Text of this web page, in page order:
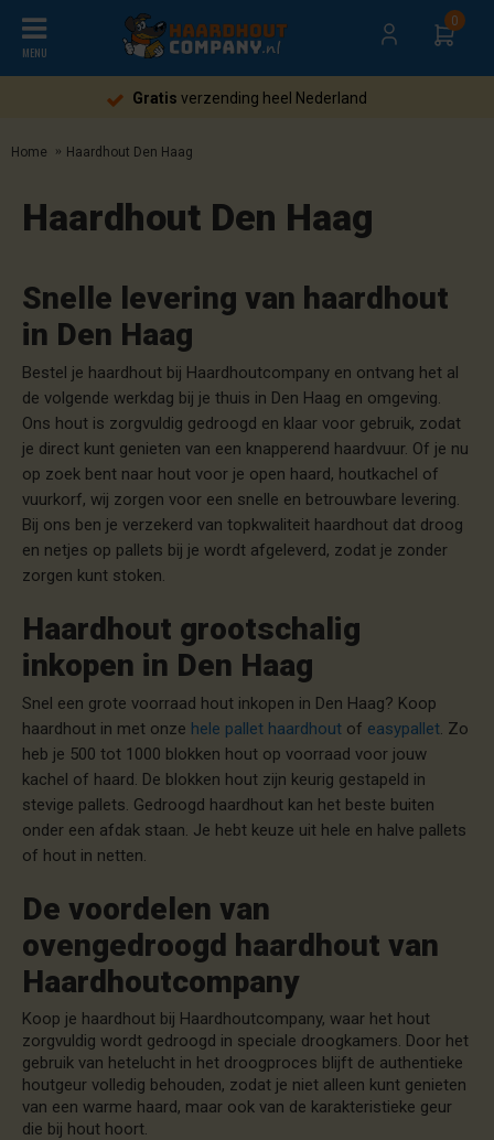
MENU
0
Gratisverzending heel Nederland
Home Haardhout Den Haag
Haardhout Den Haag
Snelle levering van haardhout
in Den Haag
Bestel je haardhout bij Haardhoutcompany en ontvang het al
de volgende werkdag bij je thuis in Den Haag en omgeving.
Ons hout is zorgvuldig gedroogd en klaar voor gebruik, zodat
je direct kunt genieten van een knapperend haardvuur. Of je nu
op zoek bent naar hout voor je open haard, houtkachel of
vuurkorf, wij zorgen voor een snelle en betrouwbare levering.
Bij ons ben je verzekerd van topkwaliteit haardhout dat droog
en netjes op pallets bij je wordt afgeleverd, zodat je zonder
zorgen kunt stoken.
Haardhout grootschalig
inkopen in Den Haag
Snel een grote voorraad hout inkopen in Den Haag? Koop
haardhout in met onze hele pallet haardhout of easypallet. Zo
heb je 500 tot 1000 blokken hout op voorraad voor jouw
kachel of haard. De blokken hout zijn keurig gestapeld in
stevige pallets. Gedroogd haardhout kan het beste buiten
onder een afdak staan. Je hebt keuze uit hele en halve pallets
of hout in netten.
De voordelen van
ovengedroogd haardhout van
Haardhoutcompany
Koop je haardhout bij Haardhoutcompany, waar het hout
zorgvuldig wordt gedroogd in speciale droogkamers. Door het
gebruik van hetelucht in het droogproces blijft de authentieke
houtgeur volledig behouden, zodat je niet alleen kunt genieten
van een warme haard, maar ook van de karakteristieke geur
die bij hout hoort.